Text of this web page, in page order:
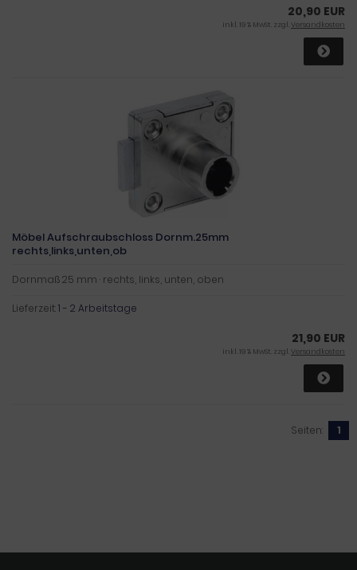
20,90 EUR
inkl. 19 % MwSt. zzgl.Versandkosten
Möbel Aufschraubschloss Dornm.25mm
rechts,links,unten,ob
Dornmaß 25 mm · rechts, links, unten, oben
Lieferzeit:1 - 2 Arbeitstage
21,90 EUR
inkl. 19 % MwSt. zzgl.Versandkosten
Seiten: 1